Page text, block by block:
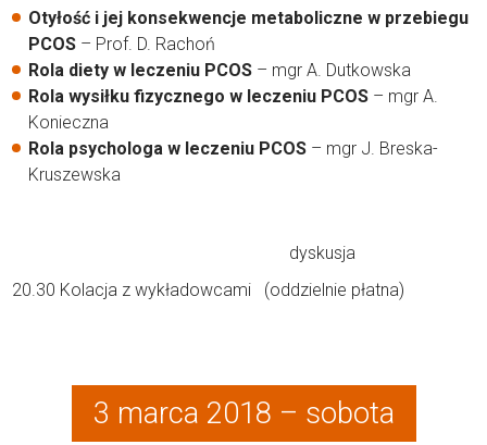
Otyłość i jej konsekwencje metaboliczne w przebiegu
PCOS – Prof. D. Rachoń
Rola diety w leczeniu PCOS – mgr A. Dutkowska
Rola wysiłku fizycznego w leczeniu PCOS – mgr A.
Konieczna
Rola psychologa w leczeniu PCOS – mgr J. Breska-
Kruszewska
dyskusja
20.30 Kolacja z wykładowcami (oddzielnie płatna)
3 marca 2018 – sobota